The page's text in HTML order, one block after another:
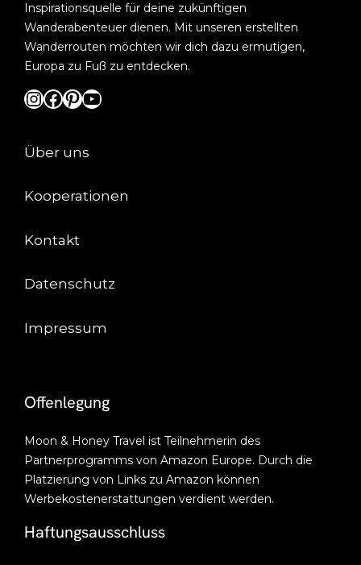
Inspirationsquelle für deine zukünftigen
Wanderabenteuer dienen. Mit unseren erstellten
Wanderrouten möchten wir dich dazu ermutigen,
Europa zu Fuß zu entdecken.
InstagramFacebook Pinterest YouTube
Über uns
Kooperationen
Kontakt
Datenschutz
Impressum
Offenlegung
Moon & Honey Travel ist Teilnehmerin des
Partnerprogramms von Amazon Europe. Durch die
Platzierung von Links zu Amazon können
Werbekostenerstattungen verdient werden.
Haftungsausschluss